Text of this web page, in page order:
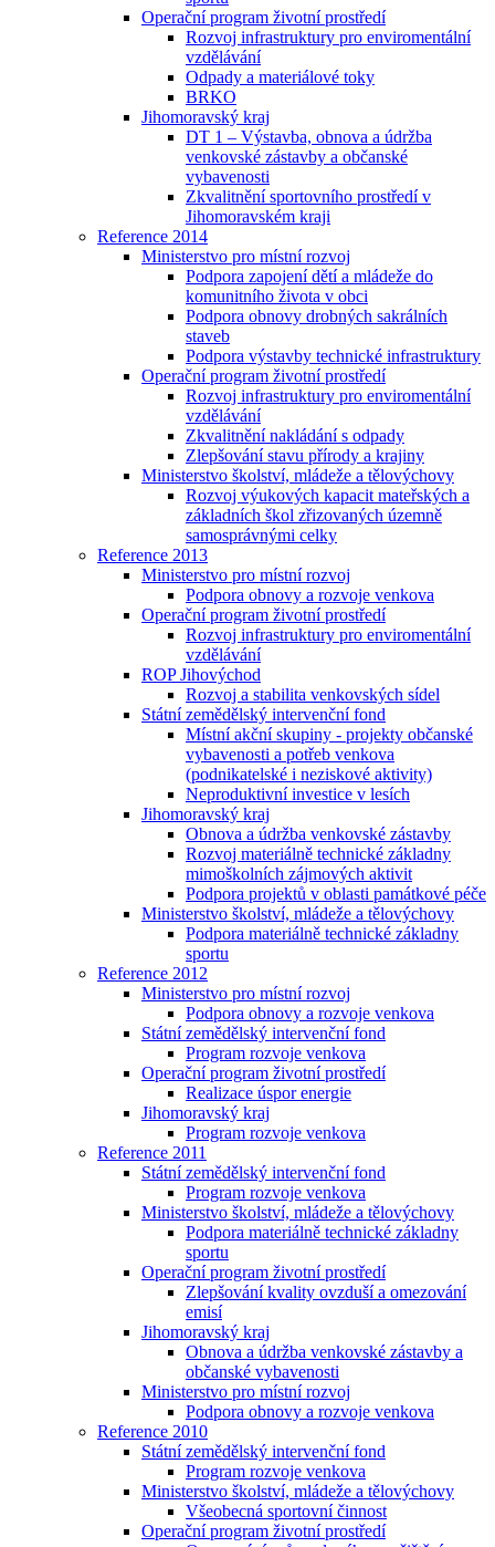
Operační program životní prostředí
Rozvoj infrastruktury pro enviromentální
vzdělávání
Odpady a materiálové toky
BRKO
Jihomoravský kraj
DT 1 – Výstavba, obnova a údržba
venkovské zástavby a občanské
vybavenosti
Zkvalitnění sportovního prostředí v
Jihomoravském kraji
Reference 2014
Ministerstvo pro místní rozvoj
Podpora zapojení dětí a mládeže do
komunitního života v obci
Podpora obnovy drobných sakrálních
staveb
Podpora výstavby technické infrastruktury
Operační program životní prostředí
Rozvoj infrastruktury pro enviromentální
vzdělávání
Zkvalitnění nakládání s odpady
Zlepšování stavu přírody a krajiny
Ministerstvo školství, mládeže a tělovýchovy
Rozvoj výukových kapacit mateřských a
základních škol zřizovaných územně
samosprávnými celky
Reference 2013
Ministerstvo pro místní rozvoj
Podpora obnovy a rozvoje venkova
Operační program životní prostředí
Rozvoj infrastruktury pro enviromentální
vzdělávání
ROP Jihovýchod
Rozvoj a stabilita venkovských sídel
Státní zemědělský intervenční fond
Místní akční skupiny - projekty občanské
vybavenosti a potřeb venkova
(podnikatelské i neziskové aktivity)
Neproduktivní investice v lesích
Jihomoravský kraj
Obnova a údržba venkovské zástavby
Rozvoj materiálně technické základny
mimoškolních zájmových aktivit
Podpora projektů v oblasti památkové péče
Ministerstvo školství, mládeže a tělovýchovy
Podpora materiálně technické základny
sportu
Reference 2012
Ministerstvo pro místní rozvoj
Podpora obnovy a rozvoje venkova
Státní zemědělský intervenční fond
Program rozvoje venkova
Operační program životní prostředí
Realizace úspor energie
Jihomoravský kraj
Program rozvoje venkova
Reference 2011
Státní zemědělský intervenční fond
Program rozvoje venkova
Ministerstvo školství, mládeže a tělovýchovy
Podpora materiálně technické základny
sportu
Operační program životní prostředí
Zlepšování kvality ovzduší a omezování
emisí
Jihomoravský kraj
Obnova a údržba venkovské zástavby a
občanské vybavenosti
Ministerstvo pro místní rozvoj
Podpora obnovy a rozvoje venkova
Reference 2010
Státní zemědělský intervenční fond
Program rozvoje venkova
Ministerstvo školství, mládeže a tělovýchovy
Všeobecná sportovní činnost
Operační program životní prostředí